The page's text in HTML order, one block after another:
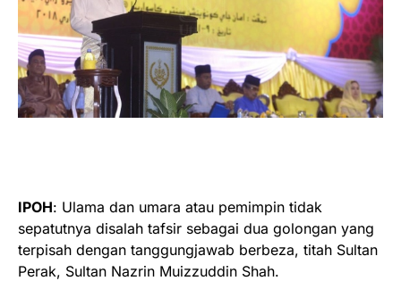
IPOH: Ulama dan umara atau pemimpin tidak
sepatutnya disalah tafsir sebagai dua golongan yang
terpisah dengan tanggungjawab berbeza, titah Sultan
Perak, Sultan Nazrin Muizzuddin Shah.